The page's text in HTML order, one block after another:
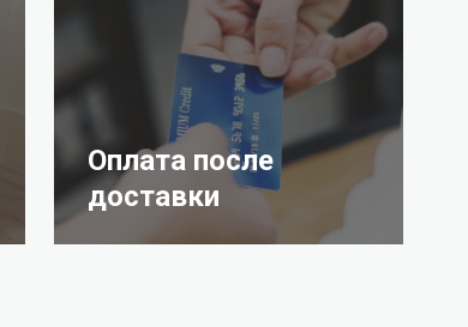
Оплата после
доставки